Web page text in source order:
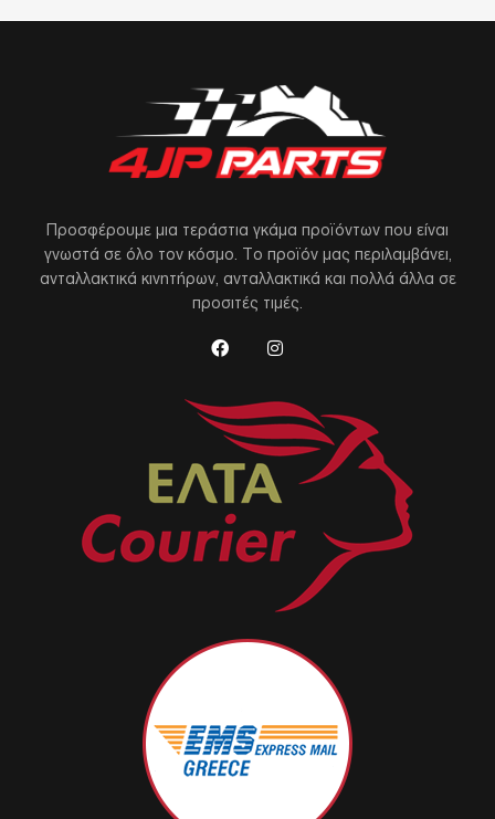
Προσφέρουμε μια τεράστια γκάμα προϊόντων που είναι
γνωστά σε όλο τον κόσμο. Το προϊόν μας περιλαμβάνει,
ανταλλακτικά κινητήρων, ανταλλακτικά και πολλά άλλα σε
προσιτές τιμές.